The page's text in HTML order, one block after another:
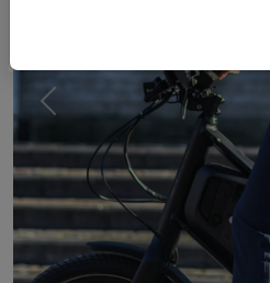
Previous